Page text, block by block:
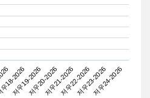
2026
저우19-2026저우20-2026저우21-2026저우22-2026저우23-2026저우24-2026